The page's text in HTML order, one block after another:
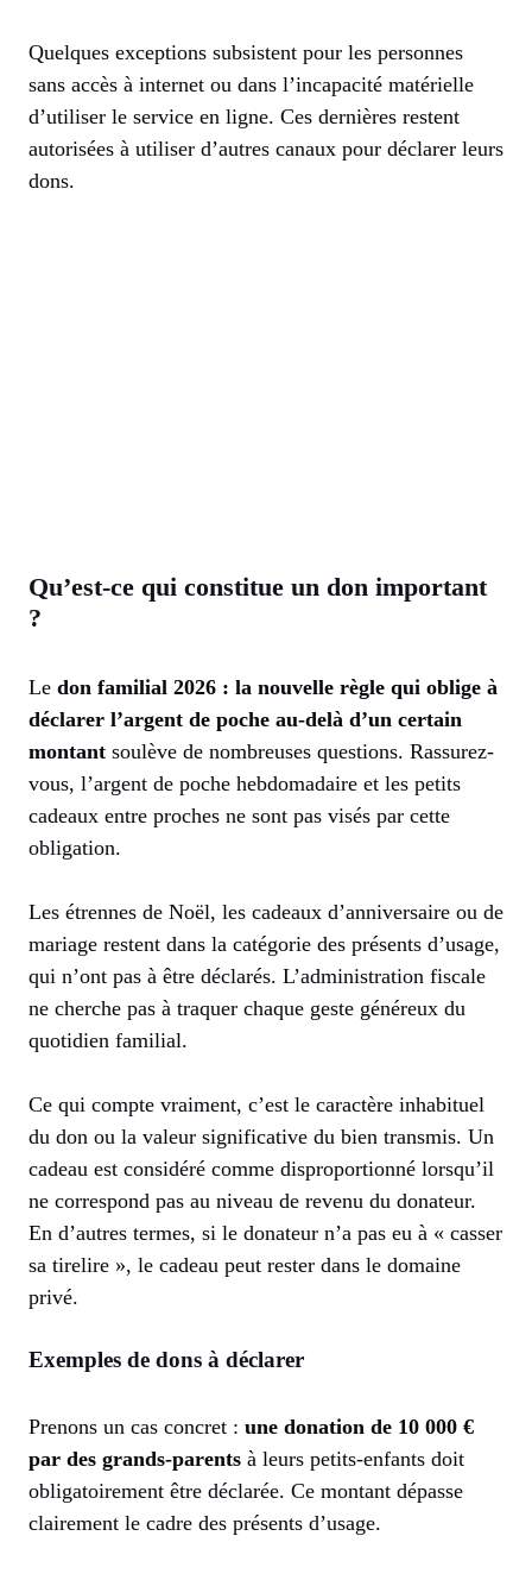
Quelques exceptions subsistent pour les personnes
sans accès à internet ou dans l’incapacité matérielle
d’utiliser le service en ligne. Ces dernières restent
autorisées à utiliser d’autres canaux pour déclarer leurs
dons.
Qu’est-ce qui constitue un don important
?
Le don familial 2026 : la nouvelle règle qui oblige à
déclarer l’argent de poche au-delà d’un certain
montant soulève de nombreuses questions. Rassurez-
vous, l’argent de poche hebdomadaire et les petits
cadeaux entre proches ne sont pas visés par cette
obligation.
Les étrennes de Noël, les cadeaux d’anniversaire ou de
mariage restent dans la catégorie des présents d’usage,
qui n’ont pas à être déclarés. L’administration fiscale
ne cherche pas à traquer chaque geste généreux du
quotidien familial.
Ce qui compte vraiment, c’est le caractère inhabituel
du don ou la valeur significative du bien transmis. Un
cadeau est considéré comme disproportionné lorsqu’il
ne correspond pas au niveau de revenu du donateur.
En d’autres termes, si le donateur n’a pas eu à « casser
sa tirelire », le cadeau peut rester dans le domaine
privé.
Exemples de dons à déclarer
Prenons un cas concret : une donation de 10 000 €
par des grands-parents à leurs petits-enfants doit
obligatoirement être déclarée. Ce montant dépasse
clairement le cadre des présents d’usage.